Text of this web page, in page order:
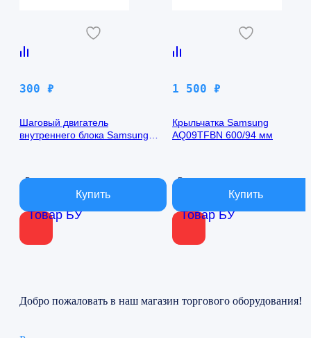
Товар БУ
300 ₽
Шаговый двигатель
внутреннего блока Samsung
В наличии
Товар БУ
1 500 ₽
Крыльчатка Samsung
AQ09TFBN 600/94 мм
В наличии
Добро пожаловать в наш магазин торгового оборудования!